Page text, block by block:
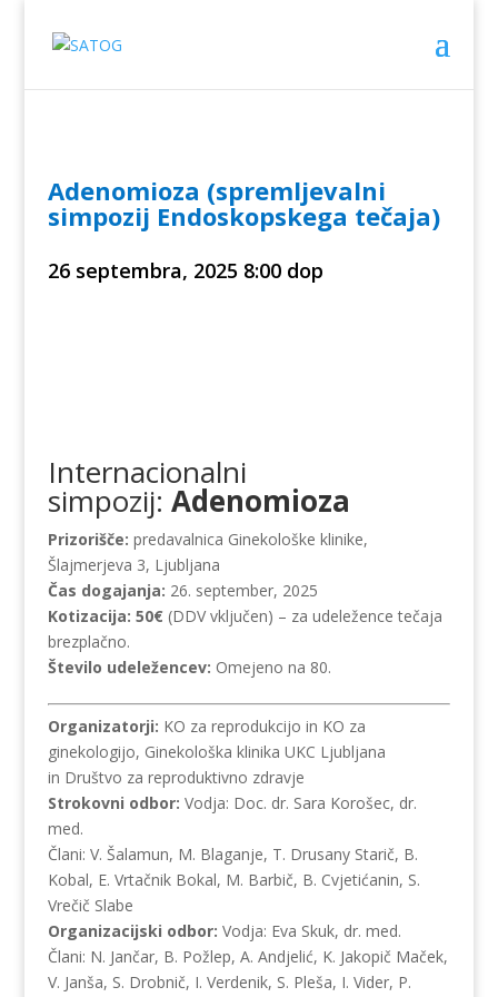
Adenomioza (spremljevalni
simpozij Endoskopskega tečaja)
26 septembra, 2025 8:00 dop
Internacionalni
simpozij: Adenomioza
Prizorišče: predavalnica Ginekološke klinike,
Šlajmerjeva 3, Ljubljana
Čas dogajanja: 26. september, 2025
Kotizacija: 50€ (DDV vključen) – za udeležence tečaja
brezplačno.
Število udeležencev: Omejeno na 80.
Organizatorji: KO za reprodukcijo in KO za
ginekologijo, Ginekološka klinika UKC Ljubljana
in Društvo za reproduktivno zdravje
Strokovni odbor: Vodja: Doc. dr. Sara Korošec, dr.
med.
Člani: V. Šalamun, M. Blaganje, T. Drusany Starič, B.
Kobal, E. Vrtačnik Bokal, M. Barbič, B. Cvjetićanin, S.
Vrečič Slabe
Organizacijski odbor: Vodja: Eva Skuk, dr. med.
Člani: N. Jančar, B. Požlep, A. Andjelić, K. Jakopič Maček,
V. Janša, S. Drobnič, I. Verdenik, S. Pleša, I. Vider, P.